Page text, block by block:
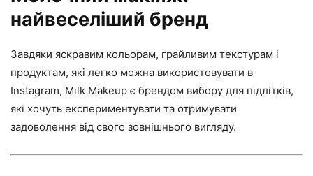
найвеселіший бренд
Завдяки яскравим кольорам, грайливим текстурам і
продуктам, які легко можна використовувати в
Instagram, Milk Makeup є брендом вибору для підлітків,
які хочуть експериментувати та отримувати
задоволення від свого зовнішнього вигляду.